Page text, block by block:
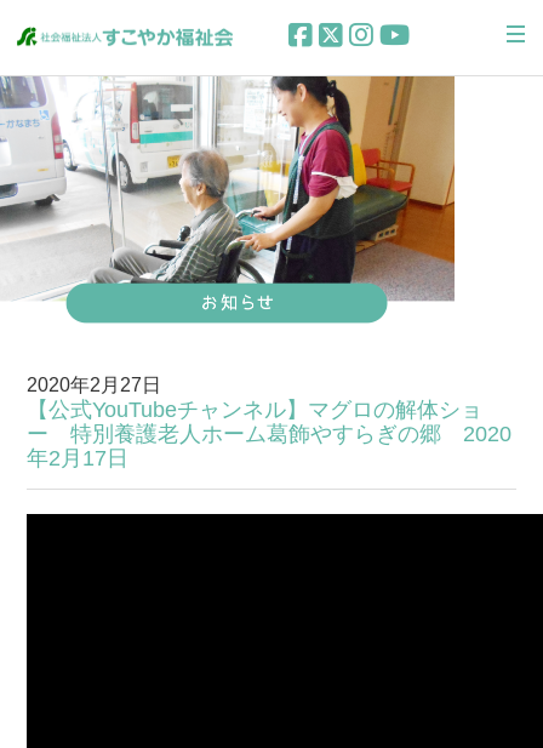
2020年2月27日
【公式YouTubeチャンネル】マグロの解体ショ
ー 特別養護老人ホーム葛飾やすらぎの郷 2020
年2月17日